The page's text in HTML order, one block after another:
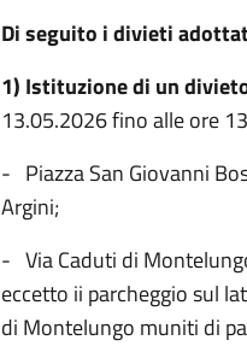
Di seguito i divieti
1) Istituzione di un
13.05.2026 fino alle ore
- Piazza San Giovanni
Argini;
- Via Caduti di
eccetto ii parcheggio sul
di Montelungo muniti di